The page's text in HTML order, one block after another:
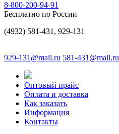
8-800-200-94-91
Бесплатно по России
(4932) 581-431, 929-131
929-131@mail.ru 581-431@mail.ru
Оптовый прайс
Оплата и доставка
Как заказать
Информация
Контакты